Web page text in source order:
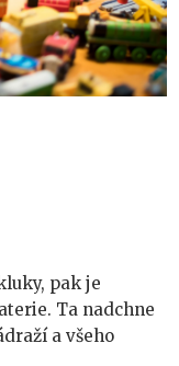
pak je
Ta nadchne
a všeho